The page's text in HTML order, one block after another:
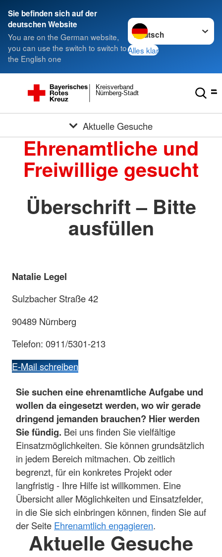
Sie befinden sich auf der
deutschen Website
You are on the German website,
you can use the switch to switch to
the English one
Sprache wechseln zu
Alles klar
Nürnberg-Stadt
Kreisverband
Aktuelle Gesuche
Ehrenamtliche und
Freiwillige gesucht
Überschrift – Bitte
ausfüllen
Natalie Legel
Sulzbacher Straße 42
90489 Nürnberg
Telefon: 0911/5301-213
E-Mail schreiben
Sie suchen eine ehrenamtliche Aufgabe und
wollen da eingesetzt werden, wo wir gerade
dringend jemanden brauchen? Hier werden
Sie fündig. Bei uns finden Sie vielfältige
Einsatzmöglichkeiten. Sie können grundsätzlich
in jedem Bereich mitmachen. Ob zeitlich
begrenzt, für ein konkretes Projekt oder
langfristig - Ihre Hilfe ist willkommen. Eine
Übersicht aller Möglichkeiten und Einsatzfelder,
in die Sie sich einbringen können, finden Sie auf
der Seite Ehrenamtlich engagieren.
Aktuelle Gesuche